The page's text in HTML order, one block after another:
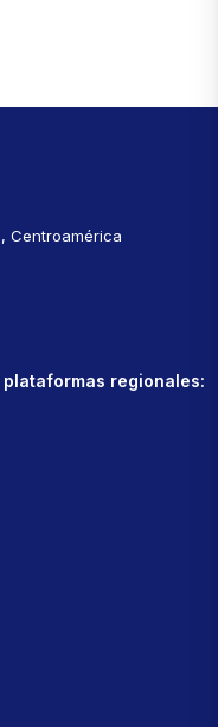
Centroamérica
regionales: